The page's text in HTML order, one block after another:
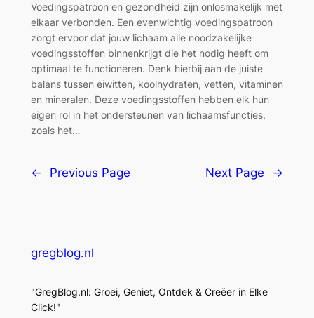
Voedingspatroon en gezondheid zijn onlosmakelijk met
elkaar verbonden. Een evenwichtig voedingspatroon
zorgt ervoor dat jouw lichaam alle noodzakelijke
voedingsstoffen binnenkrijgt die het nodig heeft om
optimaal te functioneren. Denk hierbij aan de juiste
balans tussen eiwitten, koolhydraten, vetten, vitaminen
en mineralen. Deze voedingsstoffen hebben elk hun
eigen rol in het ondersteunen van lichaamsfuncties,
zoals het…
← Previous Page Next Page →
gregblog.nl
"GregBlog.nl: Groei, Geniet, Ontdek & Creëer in Elke
Click!"